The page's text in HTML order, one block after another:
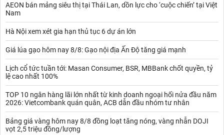
AEON bán mảng siêu thị tại Thái Lan, dồn lực cho ‘cuộc chiến’ tại Việt
Nam
Hà Nội xem xét gia hạn thủ tục 6 dự án lớn
Giá lúa gạo hôm nay 8/8: Gạo nội địa Ấn Độ tăng giá mạnh
Lịch cổ tức tuần tới: Masan Consumer, BSR, MBBank chốt quyền, tỷ
lệ cao nhất 100%
TOP 10 ngân hàng lãi lớn nhất từ kinh doanh ngoại hối nửa đầu năm
2026: Vietcombank quán quân, ACB dẫn đầu nhóm tư nhân
Bảng giá vàng hôm nay 8/8 đồng loạt tăng nóng, vàng nhẫn DOJI
vọt 2,5 triệu đồng/lượng